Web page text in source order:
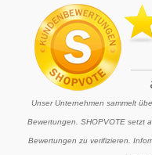
Unser Unternehmen sammelt
Bewertungen. SHOPVOTE setzt
Bewertungen zu verifizieren.